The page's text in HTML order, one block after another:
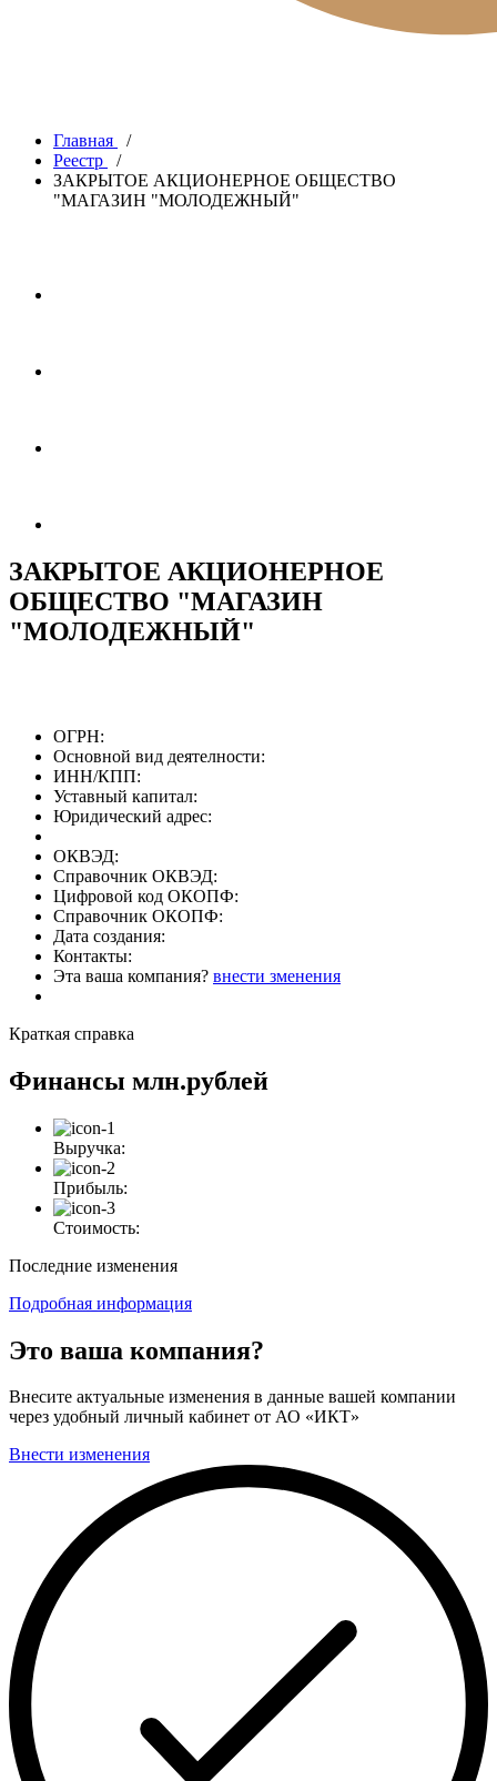
Главная
/
Реестр
/
ЗАКРЫТОЕ АКЦИОНЕРНОЕ ОБЩЕСТВО
"МАГАЗИН "МОЛОДЕЖНЫЙ"
ЗАКРЫТОЕ АКЦИОНЕРНОЕ
ОБЩЕСТВО "МАГАЗИН
"МОЛОДЕЖНЫЙ"
ОГРН:
Основной вид деятелности:
ИНН/КПП:
Уставный капитал:
Юридический адрес:
ОКВЭД:
Справочник ОКВЭД:
Цифровой код ОКОПФ:
Справочник ОКОПФ:
Дата создания:
Контакты:
Эта ваша компания? внести зменения
Краткая справка
Финансы млн.рублей
Выручка:
Прибыль:
Стоимость:
Последние изменения
Подробная информация
Это ваша компания?
Внесите актуальные изменения в данные вашей компании
через удобный личный кабинет от АО «ИКТ»
Внести изменения